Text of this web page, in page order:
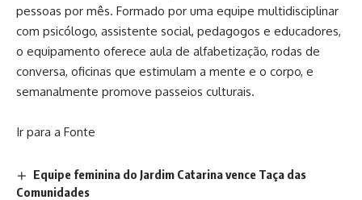
pessoas por mês. Formado por uma equipe multidisciplinar
com psicólogo, assistente social, pedagogos e educadores,
o equipamento oferece aula de alfabetização, rodas de
conversa, oficinas que estimulam a mente e o corpo, e
semanalmente promove passeios culturais.
Ir para a Fonte
Equipe feminina do Jardim Catarina vence Taça das
Comunidades